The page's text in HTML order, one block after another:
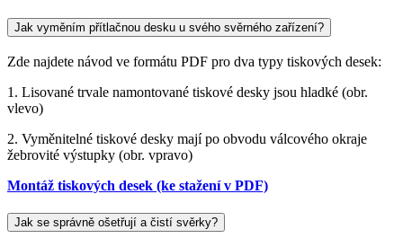
Jak vyměním přítlačnou desku u svého svěrného zařízení?
Zde najdete návod ve formátu PDF pro dva typy tiskových desek:
1. Lisované trvale namontované tiskové desky jsou hladké (obr.
vlevo)
2. Vyměnitelné tiskové desky mají po obvodu válcového okraje
žebrovité výstupky (obr. vpravo)
Montáž tiskových desek (ke stažení v PDF)
Jak se správně ošetřují a čistí svěrky?